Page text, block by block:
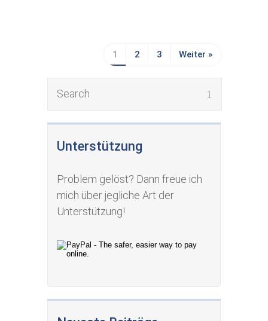
1 2 3 Weiter »
Unterstützung
Problem gelöst? Dann freue ich
mich über jegliche Art der
Unterstützung!